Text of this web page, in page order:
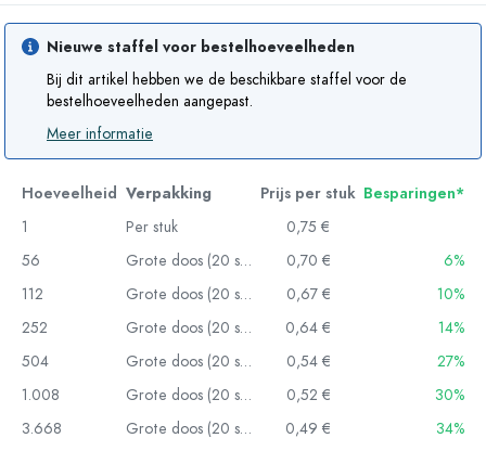
Nieuwe staffel voor bestelhoeveelheden
Bij dit artikel hebben we de beschikbare staffel voor de
bestelhoeveelheden aangepast.
Meer informatie
Hoeveelheid Verpakking Prijs per stuk Besparingen*
1
Per stuk
0,75 €
56
Grote doos (20 stuks) 0,70 €
6%
112
Grote doos (20 stuks) 0,67 €
10%
252
Grote doos (20 stuks) 0,64 €
14%
504
Grote doos (20 stuks) 0,54 €
27%
1.008
Grote doos (20 stuks) 0,52 €
30%
3.668
Grote doos (20 stuks) 0,49 €
34%